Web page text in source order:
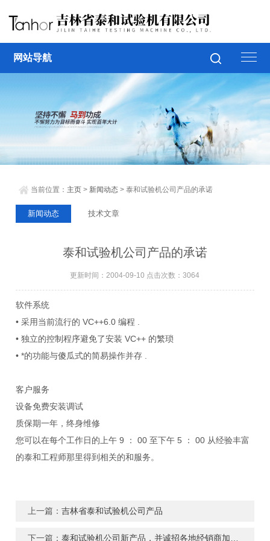
网站导航
当前位置： 主页 > 新闻动态 > 泰和试验机公司产品的承诺
新闻动态 技术文章
泰和试验机公司产品的承诺
更新时间：2004-09-10 点击次数：3064
软件系统
• 采用当前流行的 VC++6.0 编程 .
• 独立的控制程序避免了安装 VC++ 的繁琐
• *的功能与傻瓜式的简易操作并存 .
客户服务
设备免费安装调试
质保期一年，终身维修
您可以在每个工作日的上午 9 ： 00 至下午 5 ： 00 从经验丰富
的泰和工程师那里得到相关的和服务。
上一篇：吉林省泰和试验机公司产品
下一篇：泰和试验机公司新产品，并诚招各地经销商加盟！